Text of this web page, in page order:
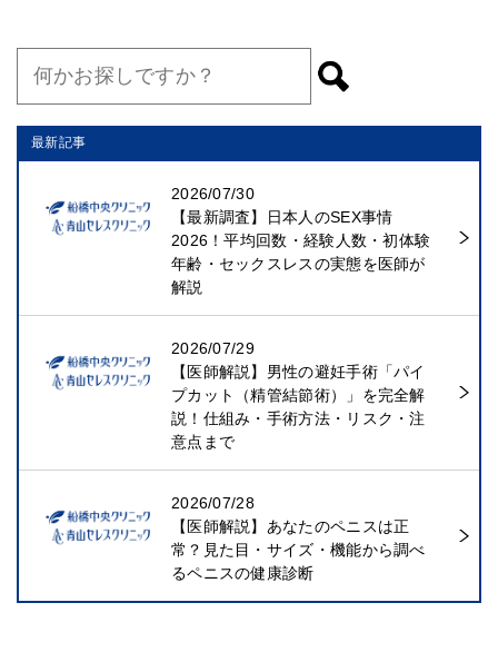
最新記事
2026/07/30
【最新調査】日本人のSEX事情
2026！平均回数・経験人数・初体験
年齢・セックスレスの実態を医師が
解説
2026/07/29
【医師解説】男性の避妊手術「パイ
プカット（精管結節術）」を完全解
説！仕組み・手術方法・リスク・注
意点まで
2026/07/28
【医師解説】あなたのペニスは正
常？見た目・サイズ・機能から調べ
るペニスの健康診断